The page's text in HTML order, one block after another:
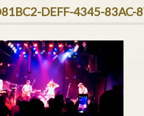
DEFF-4345-83AC-